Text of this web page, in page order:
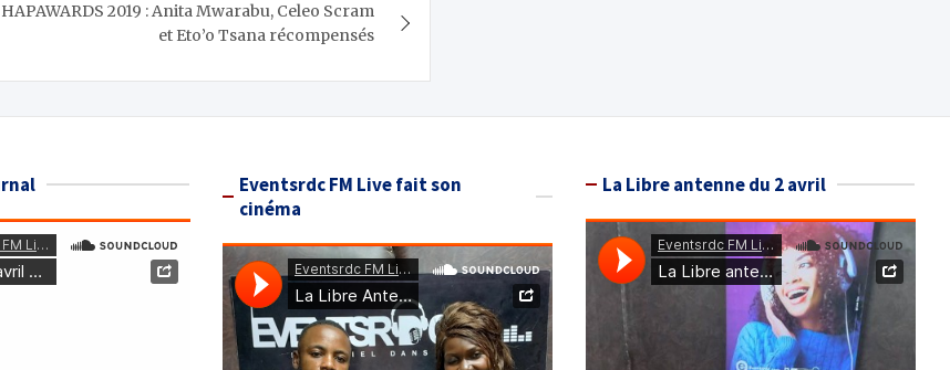
HAPAWARDS 2019 : Anita Mwarabu, Celeo Scram
et Eto’o Tsana récompensés
Eventsrdc FM Live fait son
cinéma
La Libre antenne du 2 avril